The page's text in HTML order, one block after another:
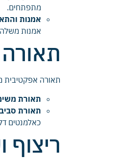
מתפתחים.
אמנות
אמנות
תאורה
תאורה אפקטיבית
תאורת
תאורת
כאלמנטים
ריצוף